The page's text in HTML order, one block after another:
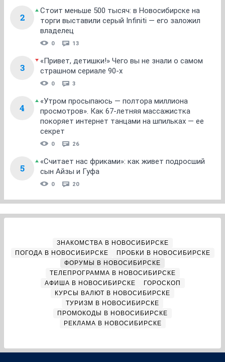
2
Стоит меньше 500 тысяч: в Новосибирске на
торги выставили серый Infiniti — его заложил
владелец
0 13
3
«Привет, детишки!» Чего вы не знали о самом
страшном сериале 90-х
0 3
4
«Утром просыпаюсь — полтора миллиона
просмотров». Как 67-летняя массажистка
покоряет интернет танцами на шпильках — ее
секрет
0 26
5
«Считает нас фриками»: как живет подросший
сын Айзы и Гуфа
0 20
ЗНАКОМСТВА В НОВОСИБИРСКЕ
ПОГОДА В НОВОСИБИРСКЕ
ПРОБКИ В НОВОСИБИРСКЕ
ФОРУМЫ В НОВОСИБИРСКЕ
ТЕЛЕПРОГРАММА В НОВОСИБИРСКЕ
АФИША В НОВОСИБИРСКЕ
ГОРОСКОП
КУРСЫ ВАЛЮТ В НОВОСИБИРСКЕ
ТУРИЗМ В НОВОСИБИРСКЕ
ПРОМОКОДЫ В НОВОСИБИРСКЕ
РЕКЛАМА В НОВОСИБИРСКЕ